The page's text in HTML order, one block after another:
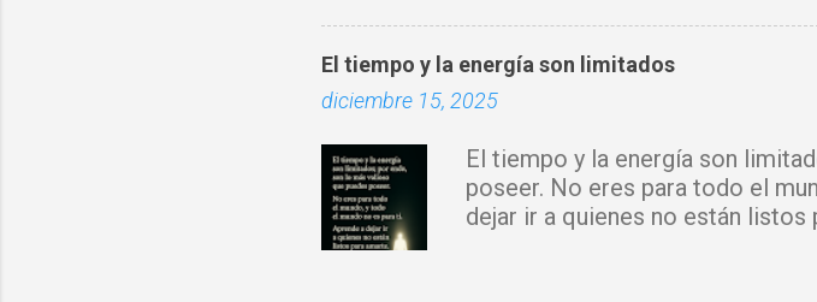
con tu luz y tu paz. Declaro mi
fortalecido. Donde había temor,
prosperará. Hoy se cierra todo
nuevo de luz y bendición. Mi
Jesucristo. Amén.
El tiempo y la energía son limitados
diciembre 15, 2025
El tiempo y la energía son
poseer. No eres para todo el
dejar ir a quienes no están